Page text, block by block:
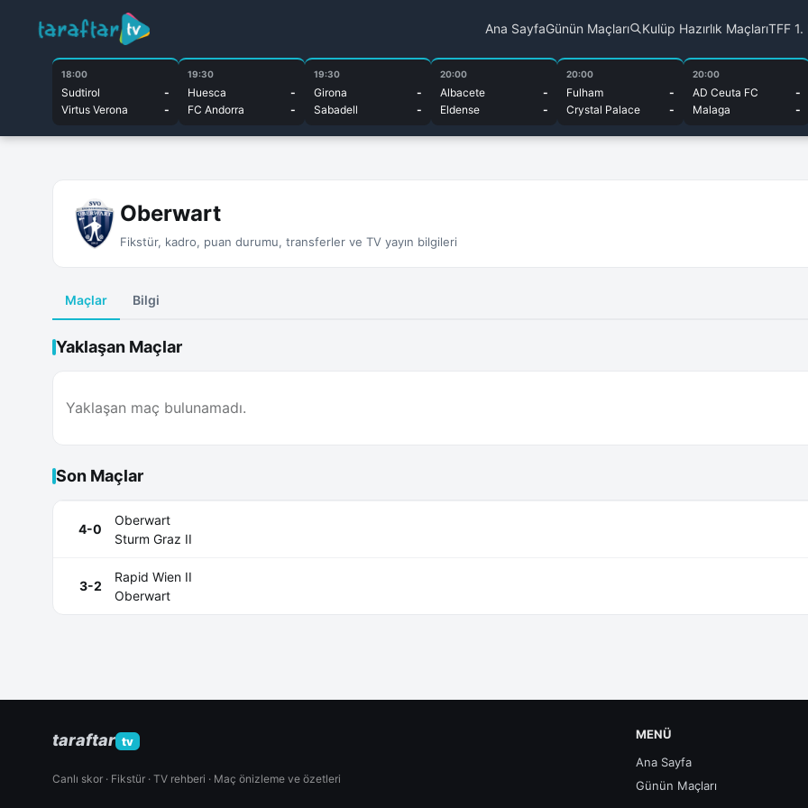
Ana SayfaGünün Maçları Kulüp Hazırlık MaçlarıTFF 1.
18:00
Sudtirol
-
Virtus Verona
-
19:30
Huesca
-
FC Andorra
-
19:30
Girona
-
Sabadell
-
20:00
Albacete
-
Eldense
-
20:00
Fulham
-
Crystal Palace
-
20:00
AD Ceuta FC
-
Malaga
-
Oberwart
Fikstür, kadro, puan durumu, transferler ve TV yayın bilgileri
Maçlar Bilgi
Yaklaşan Maçlar
Yaklaşan maç bulunamadı.
Son Maçlar
4-0
Oberwart
Sturm Graz II
3-2
Rapid Wien II
Oberwart
taraftar tv
Canlı skor · Fikstür · TV rehberi · Maç önizleme ve özetleri
MENÜ
Ana Sayfa
Günün Maçları